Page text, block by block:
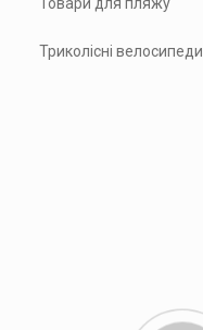
Триколісні велосипеди